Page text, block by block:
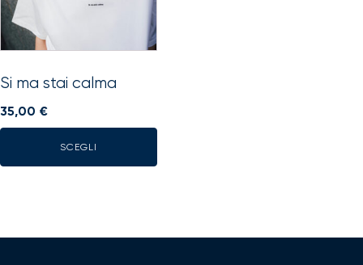
Si ma stai calma
35,00 €
SCEGLI
opzioni
possono
scelte
pagina
del